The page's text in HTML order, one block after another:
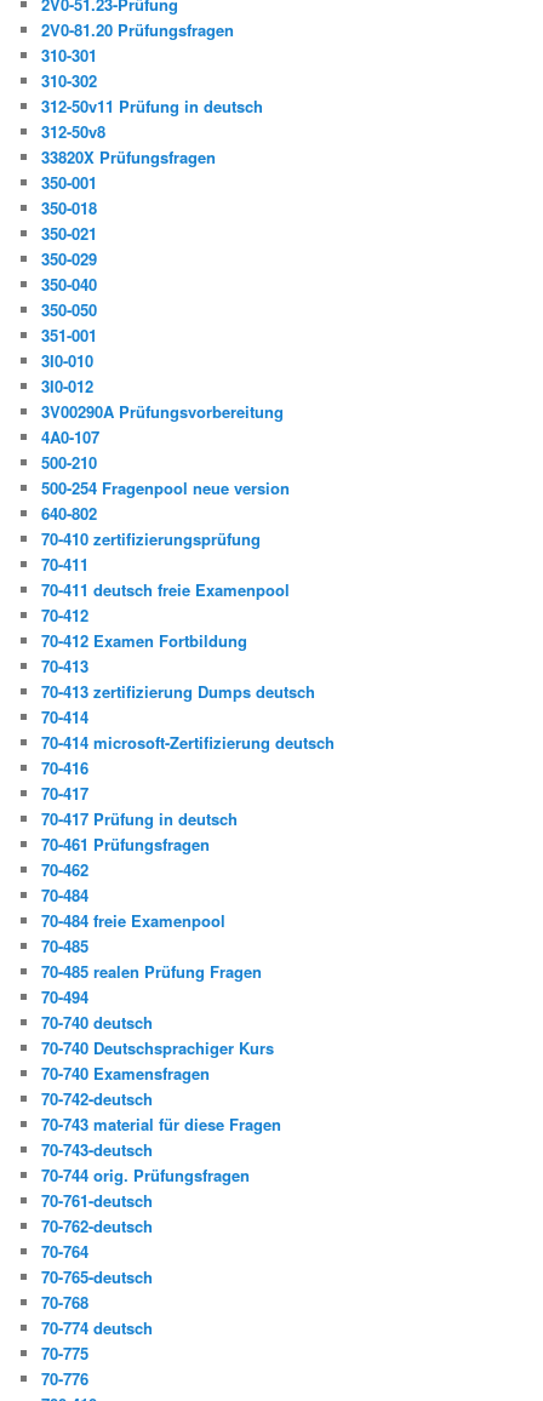
2V0-81.20 Prüfungsfragen
310-301
310-302
312-50v11 Prüfung in deutsch
312-50v8
33820X Prüfungsfragen
350-001
350-018
350-021
350-029
350-040
350-050
351-001
3I0-010
3I0-012
3V00290A Prüfungsvorbereitung
4A0-107
500-210
500-254 Fragenpool neue version
640-802
70-410 zertifizierungsprüfung
70-411
70-411 deutsch freie Examenpool
70-412
70-412 Examen Fortbildung
70-413
70-413 zertifizierung Dumps deutsch
70-414
70-414 microsoft-Zertifizierung deutsch
70-416
70-417
70-417 Prüfung in deutsch
70-461 Prüfungsfragen
70-462
70-484
70-484 freie Examenpool
70-485
70-485 realen Prüfung Fragen
70-494
70-740 deutsch
70-740 Deutschsprachiger Kurs
70-740 Examensfragen
70-742-deutsch
70-743 material für diese Fragen
70-743-deutsch
70-744 orig. Prüfungsfragen
70-761-deutsch
70-762-deutsch
70-764
70-765-deutsch
70-768
70-774 deutsch
70-775
70-776